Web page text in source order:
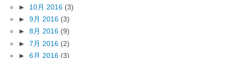
► 10月 2016 (3)
► 9月 2016 (3)
► 8月 2016 (9)
► 7月 2016 (2)
► 6月 2016 (3)